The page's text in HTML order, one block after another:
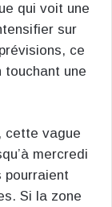
qui voit une
sur
ce
une
cette vague
mercredi
pourraient
Si la zone